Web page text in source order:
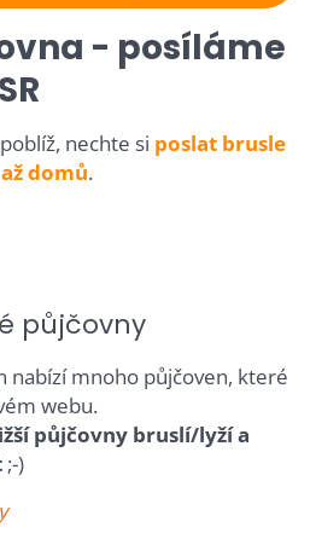
- posíláme
nechte si poslat brusle
domů.
půjčovny
nabízí mnoho půjčoven, které
webu.
půjčovny bruslí/lyží a
;-)